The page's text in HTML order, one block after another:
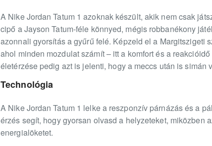
A Nike Jordan Tatum 1 azoknak készült, akik nem csak
cipő a Jayson Tatum-féle könnyed, mégis robbanékony
azonnali gyorsítás a gyűrű felé. Képzeld el a Margitszigeti
ahol minden mozdulat számít – itt a komfort és a
életérzése pedig azt is jelenti, hogy a meccs után is simán
Technológia
A Nike Jordan Tatum 1 lelke a reszponzív párnázás és a
érzés segít, hogy gyorsan olvasd a helyzeteket,
energialöketet.